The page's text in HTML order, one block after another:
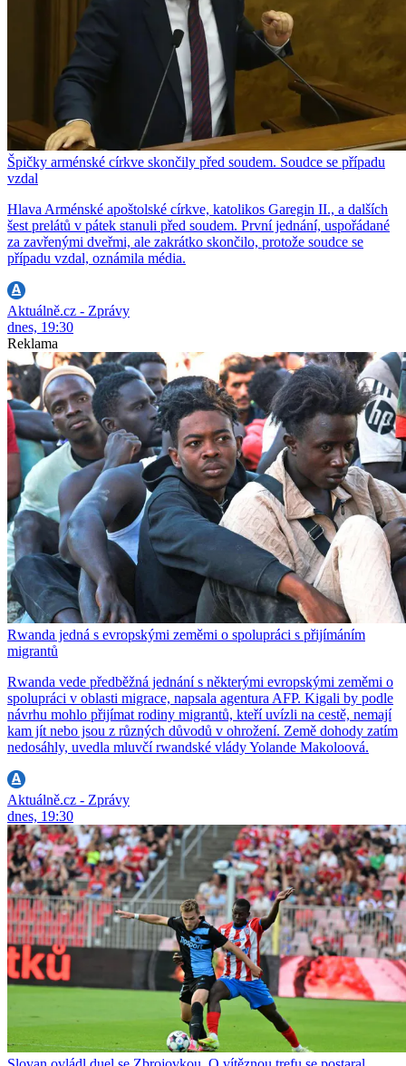
Špičky arménské církve skončily před soudem. Soudce se případu
vzdal
Hlava Arménské apoštolské církve, katolikos Garegin II., a dalších
šest prelátů v pátek stanuli před soudem. První jednání, uspořádané
za zavřenými dveřmi, ale zakrátko skončilo, protože soudce se
případu vzdal, oznámila média.
Aktuálně.cz - Zprávy
dnes, 19:30
Reklama
Rwanda jedná s evropskými zeměmi o spolupráci s přijímáním
migrantů
Rwanda vede předběžná jednání s některými evropskými zeměmi o
spolupráci v oblasti migrace, napsala agentura AFP. Kigali by podle
návrhu mohlo přijímat rodiny migrantů, kteří uvízli na cestě, nemají
kam jít nebo jsou z různých důvodů v ohrožení. Země dohody zatím
nedosáhly, uvedla mluvčí rwandské vlády Yolande Makoloová.
Aktuálně.cz - Zprávy
dnes, 19:30